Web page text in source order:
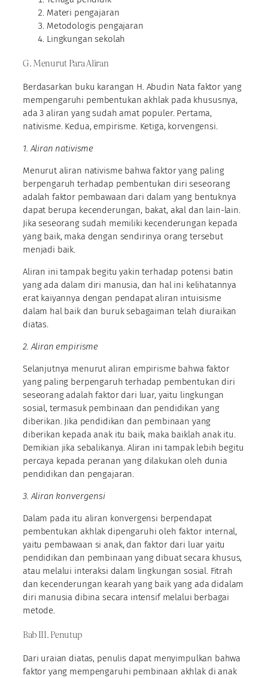
Materi pengajaran
Metodologis pengajaran
Lingkungan sekolah
G. Menurut Para Aliran
Berdasarkan buku karangan H. Abudin Nata faktor yang
mempengaruhi pembentukan akhlak pada khususnya,
ada 3 aliran yang sudah amat populer. Pertama,
nativisme. Kedua, empirisme. Ketiga, korvengensi.
1. Aliran nativisme
Menurut aliran nativisme bahwa faktor yang paling
berpengaruh terhadap pembentukan diri seseorang
adalah faktor pembawaan dari dalam yang bentuknya
dapat berupa kecenderungan, bakat, akal dan lain-lain.
Jika seseorang sudah memiliki kecenderungan kepada
yang baik, maka dengan sendirinya orang tersebut
menjadi baik.
Aliran ini tampak begitu yakin terhadap potensi batin
yang ada dalam diri manusia, dan hal ini kelihatannya
erat kaiyannya dengan pendapat aliran intuisisme
dalam hal baik dan buruk sebagaiman telah diuraikan
diatas.
2. Aliran empirisme
Selanjutnya menurut aliran empirisme bahwa faktor
yang paling berpengaruh terhadap pembentukan diri
seseorang adalah faktor dari luar, yaitu lingkungan
sosial, termasuk pembinaan dan pendidikan yang
diberikan. Jika pendidikan dan pembinaan yang
diberikan kepada anak itu baik, maka baiklah anak itu.
Demikian jika sebalikanya. Aliran ini tampak lebih begitu
percaya kepada peranan yang dilakukan oleh dunia
pendidikan dan pengajaran.
3. Aliran konvergensi
Dalam pada itu aliran konvergensi berpendapat
pembentukan akhlak dipengaruhi oleh faktor internal,
yaitu pembawaan si anak, dan faktor dari luar yaitu
pendidikan dan pembinaan yang dibuat secara khusus,
atau melalui interaksi dalam lingkungan sosial. Fitrah
dan kecenderungan kearah yang baik yang ada didalam
diri manusia dibina secara intensif melalui berbagai
metode.
Bab III. Penutup
Dari uraian diatas, penulis dapat menyimpulkan bahwa
faktor yang mempengaruhi pembinaan akhlak di anak